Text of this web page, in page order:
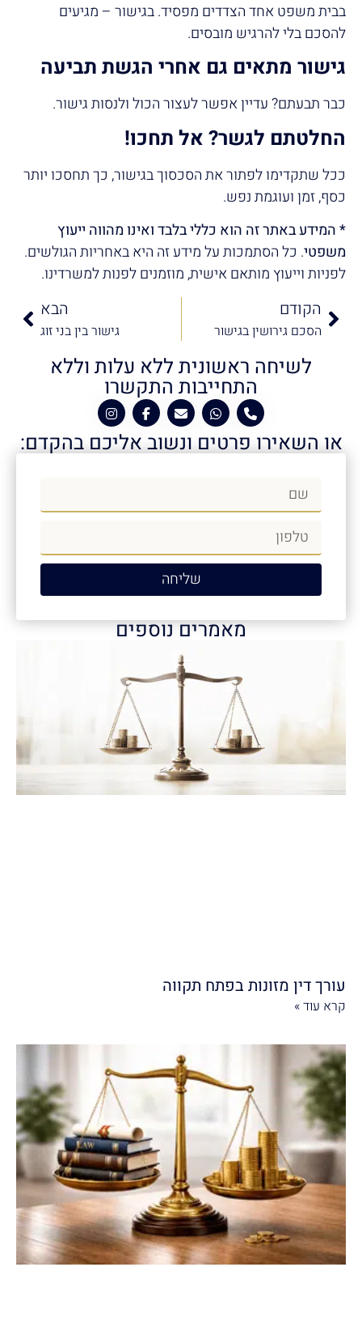
בבית משפט אחד הצדדים מפסיד. בגישור – מגיעים
להסכם בלי להרגיש מובסים.
גישור מתאים גם אחרי הגשת תביעה
כבר תבעתם? עדיין אפשר לעצור הכול ולנסות גישור.
החלטתם לגשר? אל תחכו!
ככל שתקדימו לפתור את הסכסוך בגישור, כך תחסכו יותר
כסף, זמן ועוגמת נפש.
* המידע באתר זה הוא כללי בלבד ואינו מהווה ייעוץ
משפטי. כל הסתמכות על מידע זה היא באחריות הגולשים.
לפניות וייעוץ מותאם אישית, מוזמנים לפנות למשרדינו.
הקודם
הסכם גירושין בגישור
הבא
גישור בין בני זוג
לשיחה ראשונית ללא עלות וללא
התחייבות התקשרו
או השאירו פרטים ונשוב אליכם בהקדם:
שליחה
מאמרים נוספים
עורך דין מזונות בפתח תקווה
קרא עוד »